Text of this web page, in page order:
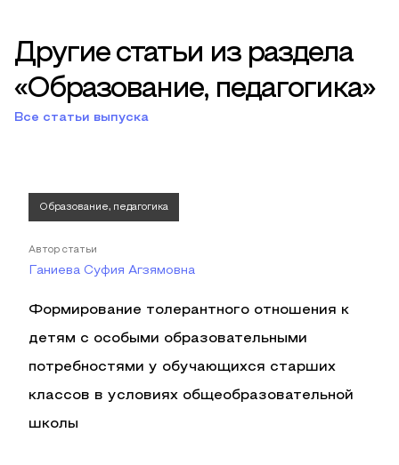
Другие статьи из раздела
«Образование, педагогика»
Все статьи выпуска
Образование, педагогика
Автор статьи
Ганиева Суфия Агзямовна
Формирование толерантного отношения к
детям с особыми образовательными
потребностями у обучающихся старших
классов в условиях общеобразовательной
школы